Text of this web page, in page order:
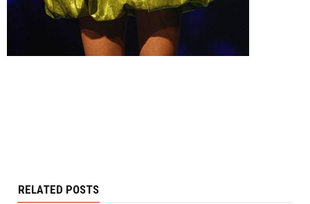
RELATED POSTS